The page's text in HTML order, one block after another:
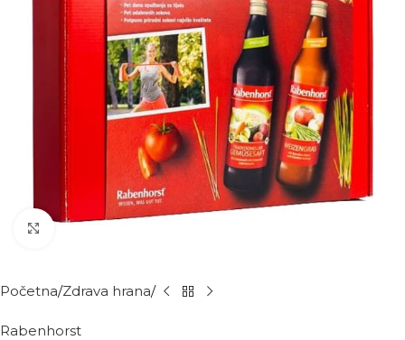
Početna Zdrava hrana
Rabenhorst